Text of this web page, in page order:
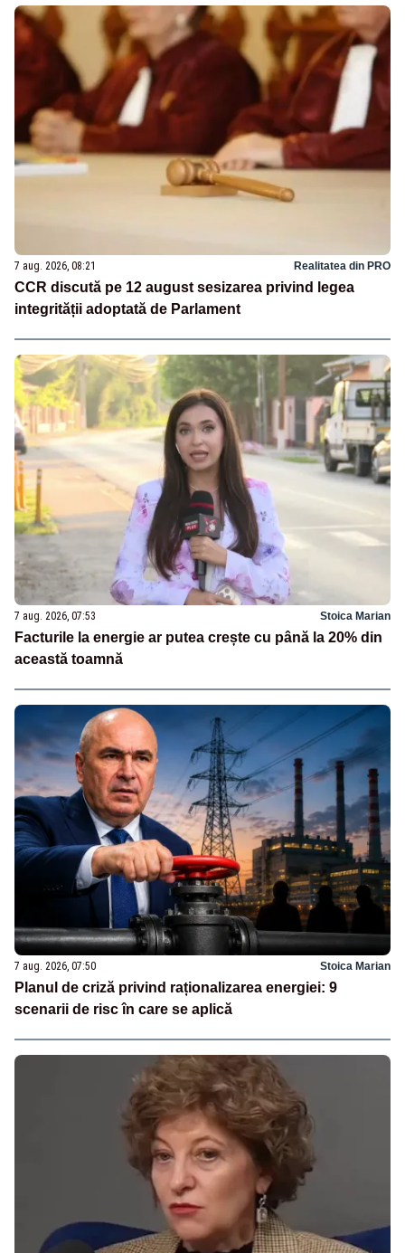
7 aug. 2026, 08:21 Realitatea din PRO
CCR discută pe 12 august sesizarea privind legea
integrității adoptată de Parlament
7 aug. 2026, 07:53 Stoica Marian
Facturile la energie ar putea crește cu până la 20% din
această toamnă
7 aug. 2026, 07:50 Stoica Marian
Planul de criză privind raționalizarea energiei: 9
scenarii de risc în care se aplică